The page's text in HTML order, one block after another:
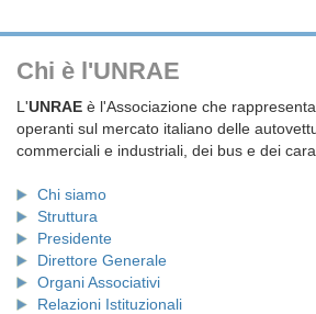
Chi è l'UNRAE
L'UNRAE è l'Associazione che
operanti sul mercato italiano delle
commerciali e industriali, dei bus e dei
Chi siamo
Struttura
Presidente
Direttore Generale
Organi Associativi
Relazioni Istituzionali